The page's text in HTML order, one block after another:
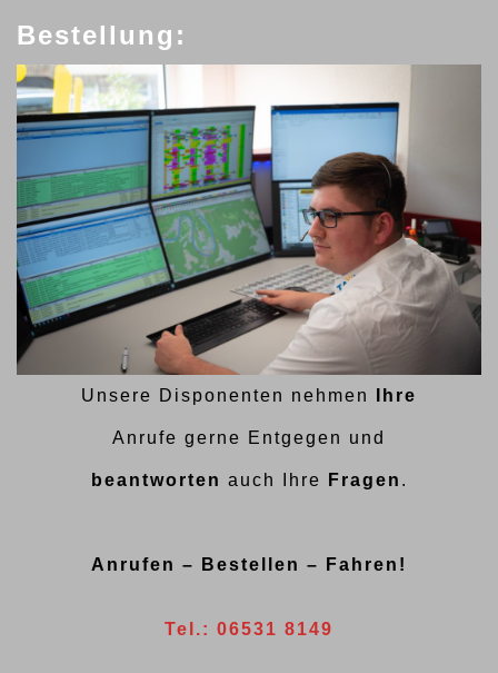
Bestellung:
Unsere Disponenten nehmen Ihre
Anrufe gerne Entgegen und
beantworten auch Ihre Fragen .
Anrufen – Bestellen – Fahren!
Tel.: 06531 8149